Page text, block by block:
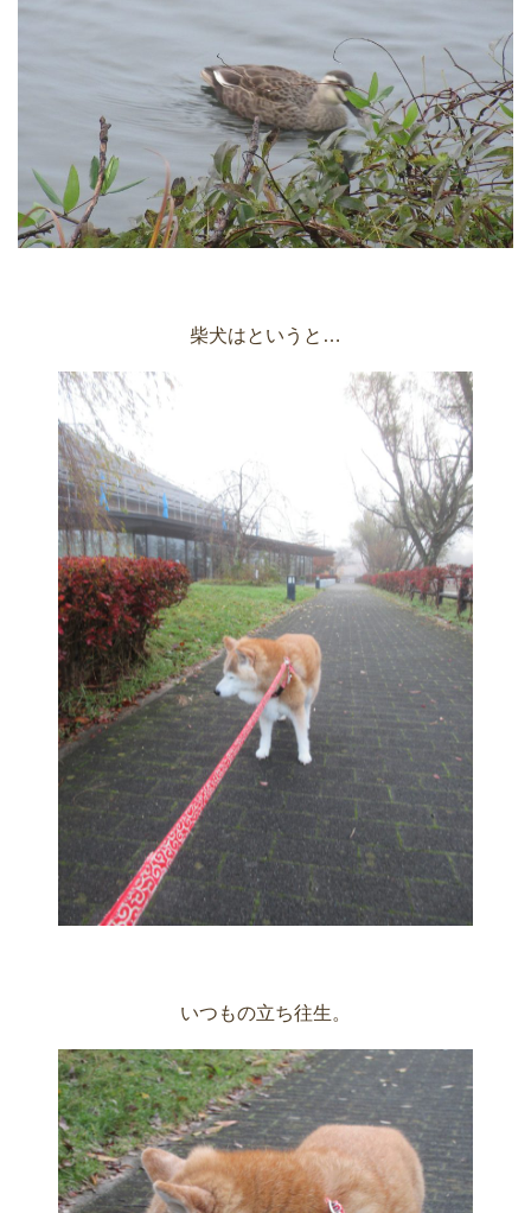
柴犬はというと…
いつもの立ち往生。